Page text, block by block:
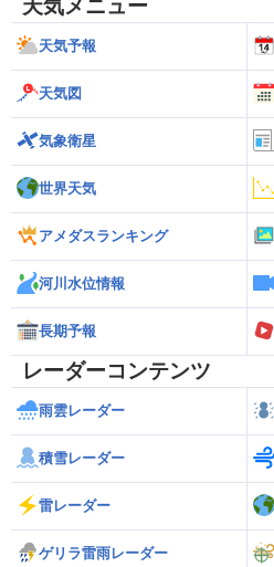
天気メニュー
天気予報
天気図
気象衛星
世界天気
アメダスランキング
河川水位情報
長期予報
レーダーコンテンツ
雨雲レーダー
積雪レーダー
雷レーダー
ゲリラ雷雨レーダー